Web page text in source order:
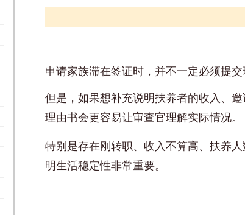
申请家族滞在签证时，并不一定必须提交
但是，如果想补充说明扶养者的收入、
理由书会更容易让审查官理解实际情况。
特别是存在刚转职、收入不算高、扶养
明生活稳定性非常重要。